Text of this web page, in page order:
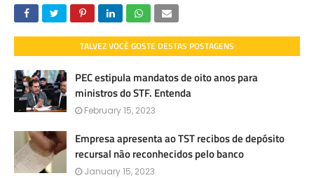
TALVEZ VOCÊ GOSTE DESTAS POSTAGENS
PEC estipula mandatos de oito anos para
ministros do STF. Entenda
February 15, 2023
Empresa apresenta ao TST recibos de depósito
recursal não reconhecidos pelo banco
January 15, 2023